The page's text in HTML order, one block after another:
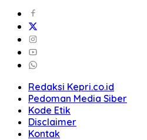
Redaksi Kepri.co.id
Pedoman Media Siber
Kode Etik
Disclaimer
Kontak